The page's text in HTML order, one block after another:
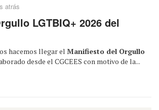
atrás
LGTBIQ+ 2026 del
hacemos llegar el Manifiesto del Orgullo
desde el CGCEES con motivo de la...